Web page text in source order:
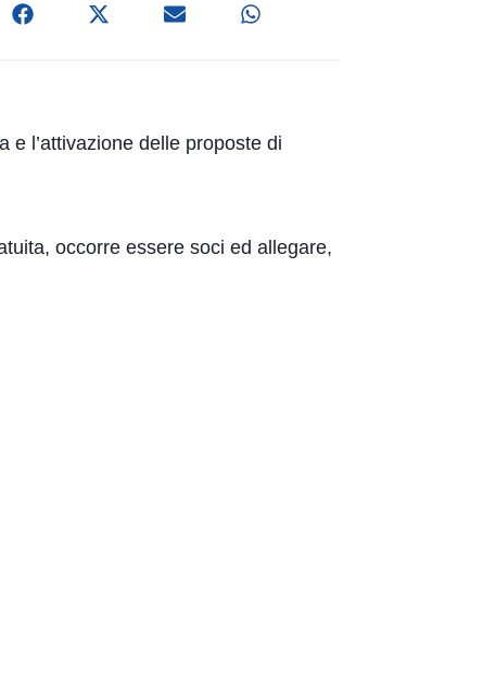
e l’attivazione delle proposte di
occorre essere soci ed allegare,